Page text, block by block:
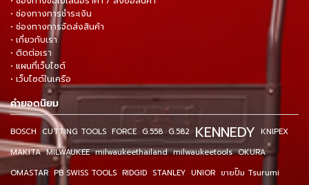
• ช่องทางการชำระเงิน
• ช่องทางการจัดส่งสินค้า
• เกี่ยวกับเรา
• ติดต่อเรา
• แผนที่เว็บไซต์
• เว็บไซต์ในเครือ
คำยอดนิยม
BOSCH CUTTING TOOLS FORCE G.558 G.582 KENNEDY KNIPEX
MAKITA MILWAUKEE milwaukeethailand milwaukeetools OKURA
OMASTAR PB SWISS TOOLS RIDGID STANLEY UNIOR ขายปั๊ม Tsurumi